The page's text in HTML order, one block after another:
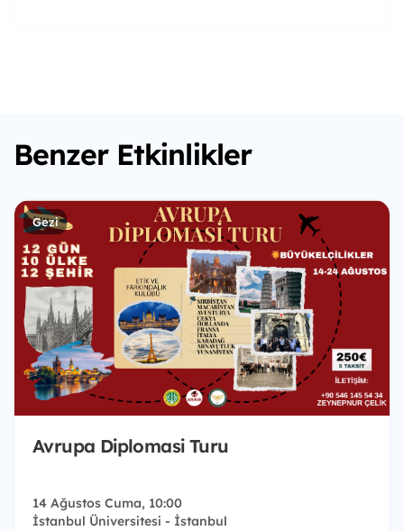
Benzer Etkinlikler
Gezi
Avrupa Diplomasi Turu
14 Ağustos Cuma, 10:00
İstanbul Üniversitesi - İstanbul